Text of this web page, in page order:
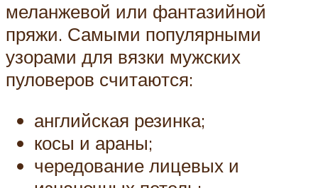
меланжевой или фантазийной
пряжи. Самыми популярными
узорами для вязки мужских
пуловеров считаются:
английская резинка;
косы и араны;
чередование лицевых и